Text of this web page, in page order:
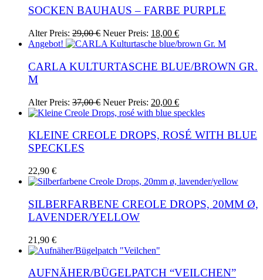
SOCKEN BAUHAUS – FARBE PURPLE
Alter Preis: 29,00€ Ursprünglicher
Preis
29,00 €
Neuer Preis: 18,00 €Aktueller
Preis
18,00 €.
Dieses
Produkt
mehrere
Varianten
Optionen
können
auf
der
Angebot!
CARLA KULTURTASCHE BLUE/BROWN GR.
M
Alter Preis: 37,00€ Ursprünglicher
Preis
37,00 €
Neuer Preis: 20,00 €Aktueller
Preis
20,00 €.
KLEINE CREOLE DROPS, ROSÉ WITH BLUE
SPECKLES
22,90 €
SILBERFARBENE CREOLE DROPS, 20MM Ø,
LAVENDER/YELLOW
21,90 €
AUFNÄHER/BÜGELPATCH “VEILCHEN”